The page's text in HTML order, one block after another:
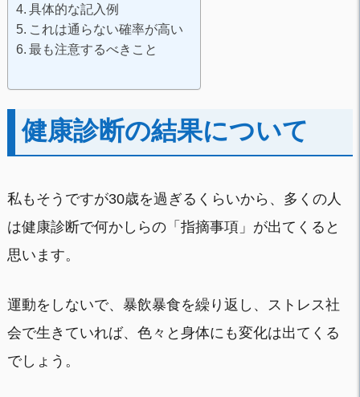
具体的な記入例
これは通らない確率が高い
最も注意するべきこと
健康診断の結果について
私もそうですが30歳を過ぎるくらいから、多くの人
は健康診断で何かしらの「指摘事項」が出てくると
思います。
運動をしないで、暴飲暴食を繰り返し、ストレス社
会で生きていれば、色々と身体にも変化は出てくる
でしょう。